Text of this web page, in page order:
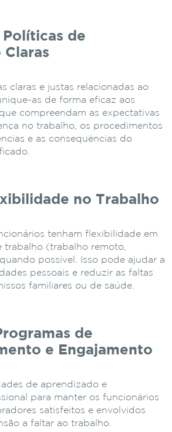
Políticas de
Claras
claras e justas relacionadas ao
as de forma eficaz aos
compreendam as expectativas
no trabalho, os procedimentos
e as consequências do
no Trabalho
tenham flexibilidade em
trabalho (trabalho remoto,
possível. Isso pode ajudar a
pessoais e reduzir as faltas
familiares ou de saúde.
de
e Engajamento
de aprendizado e
para manter os funcionários
satisfeitos e envolvidos
a faltar ao trabalho.